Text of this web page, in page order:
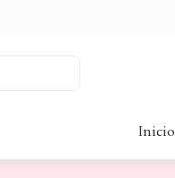
Inicio